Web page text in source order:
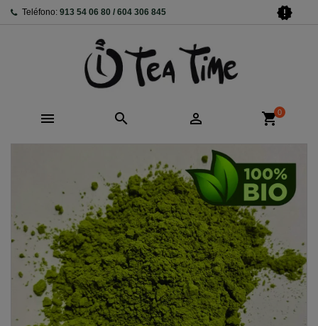
Teléfono: 913 54 06 80 / 604 306 845 new_releases
   shopping_cart0